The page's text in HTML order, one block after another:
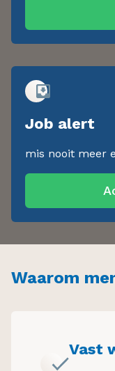
Job alert
mis nooit meer
Waarom
Vast